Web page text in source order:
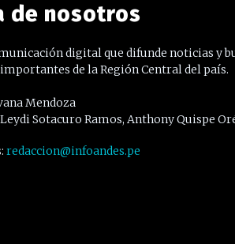
de nosotros
digital que difunde noticias y
de la Región Central del país.
Mendoza
Leydi Sotacuro Ramos, Anthony Quispe
redaccion@infoandes.pe